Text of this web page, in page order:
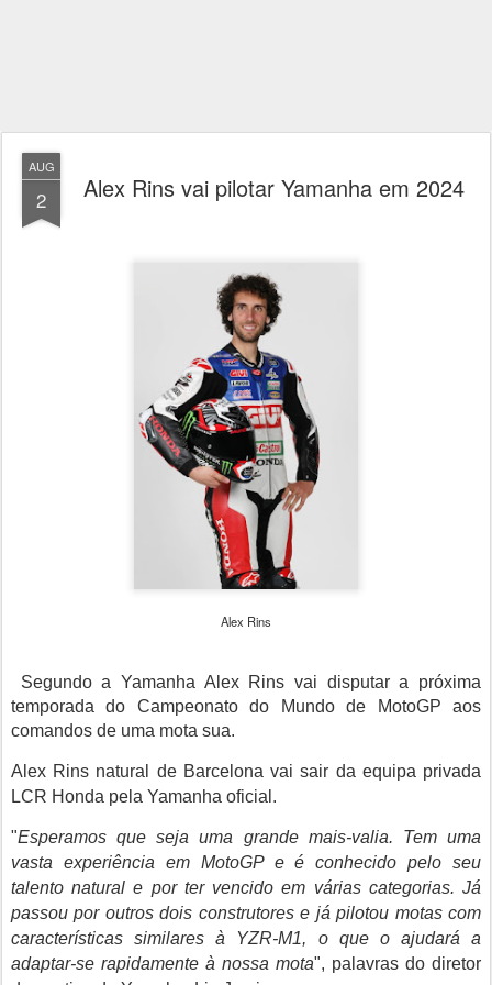
AUG
2 Alex Rins vai pilotar Yamanha em 2024
Alex Rins
Segundo a Yamanha Alex Rins vai disputar a próxima
temporada do Campeonato do Mundo de MotoGP aos
comandos de uma mota sua.
Alex Rins natural de Barcelona vai sair da equipa privada
LCR Honda pela Yamanha oficial.
"Esperamos que seja uma grande mais-valia. Tem uma
vasta experiência em MotoGP e é conhecido pelo seu
talento natural e por ter vencido em várias categorias. Já
passou por outros dois construtores e já pilotou motas com
características similares à YZR-M1, o que o ajudará a
adaptar-se rapidamente à nossa mota", palavras do diretor